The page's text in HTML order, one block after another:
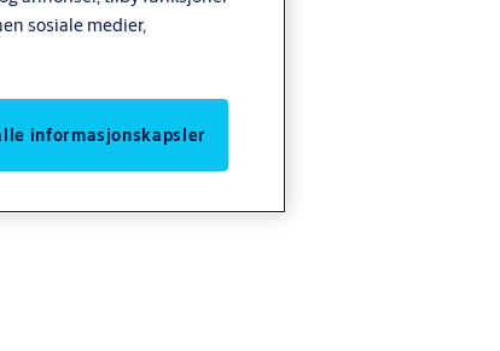
sosiale medier,
informasjonskapsler